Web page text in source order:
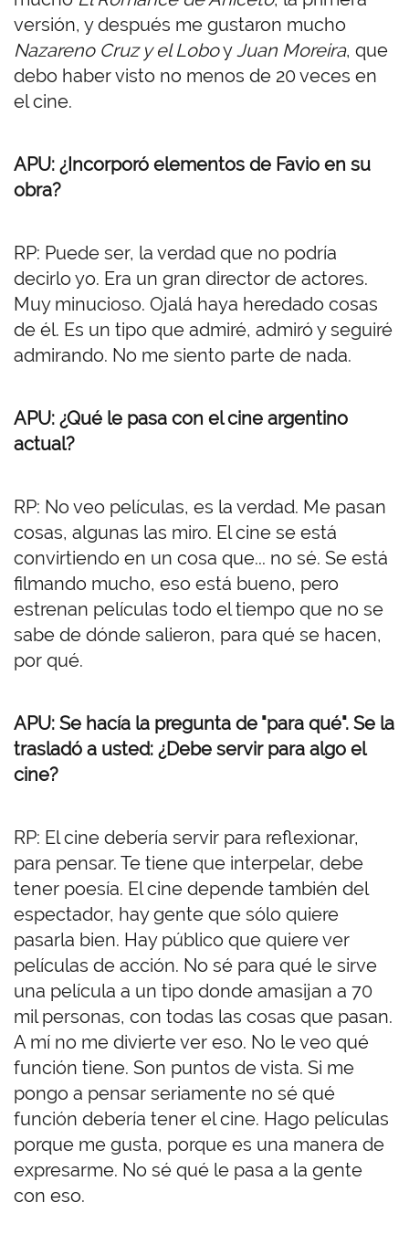
versión, y después me gustaron mucho
Nazareno Cruz y el LoboyJuan Moreira, que
debo haber visto no menos de 20 veces en
el cine.
APU: ¿Incorporó elementos de Favio en su
obra?
RP: Puede ser, la verdad que no podría
decirlo yo. Era un gran director de actores.
Muy minucioso. Ojalá haya heredado cosas
de él. Es un tipo que admiré, admiró y seguiré
admirando. No me siento parte de nada.
APU: ¿Qué le pasa con el cine argentino
actual?
RP: No veo películas, es la verdad. Me pasan
cosas, algunas las miro. El cine se está
convirtiendo en un cosa que... no sé. Se está
filmando mucho, eso está bueno, pero
estrenan películas todo el tiempo que no se
sabe de dónde salieron, para qué se hacen,
por qué.
APU: Se hacía la pregunta de "para qué". Se la
trasladó a usted: ¿Debe servir para algo el
cine?
RP: El cine debería servir para reflexionar,
para pensar. Te tiene que interpelar, debe
tener poesía. El cine depende también del
espectador, hay gente que sólo quiere
pasarla bien. Hay público que quiere ver
películas de acción. No sé para qué le sirve
una película a un tipo donde amasijan a 70
mil personas, con todas las cosas que pasan.
A mí no me divierte ver eso. No le veo qué
función tiene. Son puntos de vista. Si me
pongo a pensar seriamente no sé qué
función debería tener el cine. Hago películas
porque me gusta, porque es una manera de
expresarme. No sé qué le pasa a la gente
con eso.